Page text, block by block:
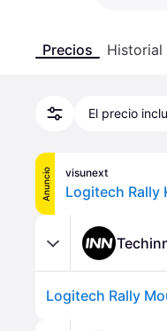
Precios Historial
El precio
Anuncio visunext
Logitech Rally
Logitech Rally